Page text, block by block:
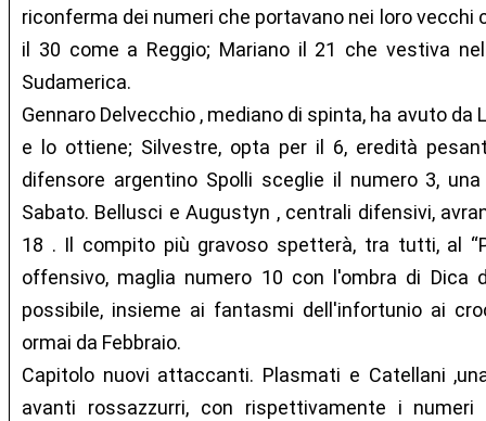
riconferma dei numeri che portavano nei loro vecchi
il 30 come a Reggio; Mariano il 21 che vestiva
Sudamerica.
Gennaro Delvecchio , mediano di spinta, ha avuto da
e lo ottiene; Silvestre, opta per il 6, eredità
difensore argentino Spolli sceglie il numero 3,
Sabato. Bellusci e Augustyn , centrali difensivi,
18 . Il compito più gravoso spetterà, tra tutti, al
offensivo, maglia numero 10 con l'ombra di
possibile, insieme ai fantasmi dell'infortunio ai
ormai da Febbraio.
Capitolo nuovi attaccanti. Plasmati e Catellani
avanti rossazzurri, con rispettivamente i